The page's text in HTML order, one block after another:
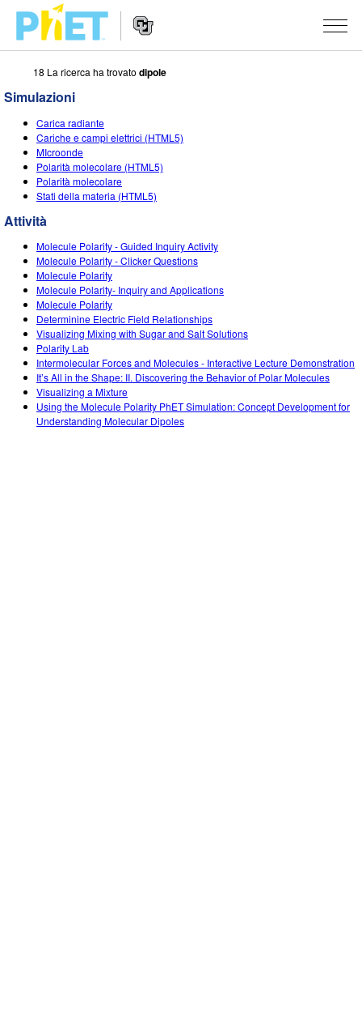
Ricerca
sito
PhET
Web
SIMULAZIONI
Tutte le simulazioni
Fisica
Matematica e statistica
Chimica
Terra e Spazio
Biologia
Simulazione tradotte
Customizable Sims
STUDIO
About Studio
Customizable Sims
Inizia una prova gratuita
Acquista una licenza
INSEGNAMENTO
Attività
Contribuisci con una Attività
Linee guida per i contributi alle attività
Workshop virtuali
Professional Learning with PhET
Teaching with PhET
RICERCHE
INIZIATIVE
Progettazione inclusiva
PhET Global
Padronanza dei dati (Data Fluency)
DEIB nelle STEM
SceneryStack OSE
Rapporto sull'impatto.
ENTRA / REGISTRATI
ENTRA / REGISTRATI
18 La ricerca ha trovato dipole
Simulazioni
Carica radiante
Cariche e campi elettrici (HTML5)
MIcroonde
Polarità molecolare (HTML5)
Polarità molecolare
Stati della materia (HTML5)
Attività
Molecule Polarity - Guided Inquiry Activity
Molecule Polarity - Clicker Questions
Molecule Polarity
Molecule Polarity- Inquiry and Applications
Molecule Polarity
Determinine Electric Field Relationships
Visualizing Mixing with Sugar and Salt Solutions
Polarity Lab
Intermolecular Forces and Molecules - Interactive Lecture Demonstration
It’s All in the Shape: II. Discovering the Behavior of Polar Molecules
Visualizing a Mixture
Using the Molecule Polarity PhET Simulation: Concept Development for
Understanding Molecular Dipoles